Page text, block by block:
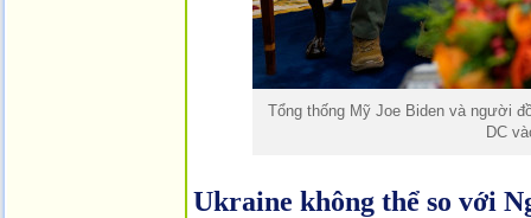
Tổng thống Mỹ Joe Biden và người
DC
Ukraine không thể so với